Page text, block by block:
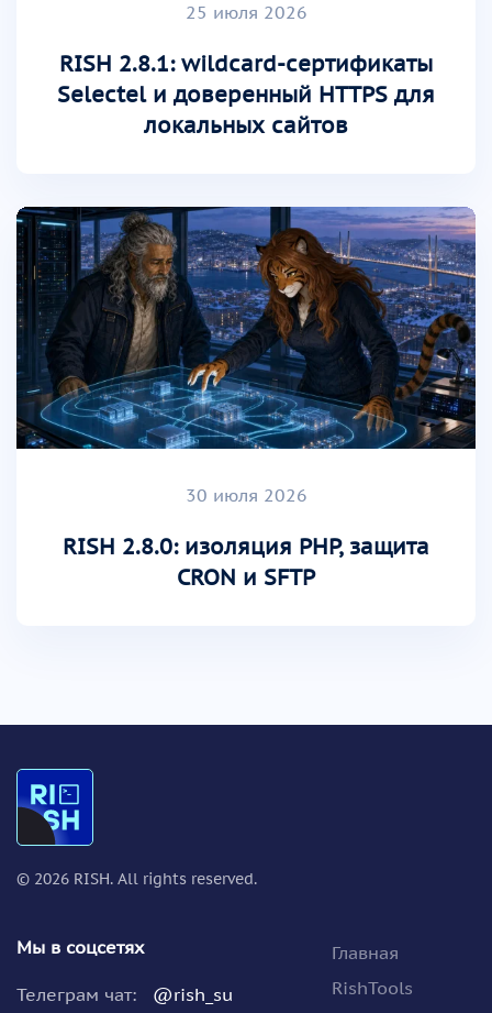
25 июля 2026
RISH 2.8.1: wildcard-сертификаты
Selectel и доверенный HTTPS для
локальных сайтов
30 июля 2026
RISH 2.8.0: изоляция PHP, защита
CRON и SFTP
© 2026 RISH. All rights reserved.
Мы в соцсетях
Телеграм чат: @rish_su
Главная
RishTools